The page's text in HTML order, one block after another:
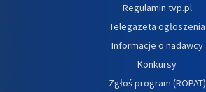
Regulamin tvp.pl
Telegazeta ogłoszenia
Informacje o nadawcy
Konkursy
Zgłoś program (ROPAT)